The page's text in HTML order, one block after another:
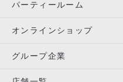
パーティールーム
オンラインショップ
グループ企業